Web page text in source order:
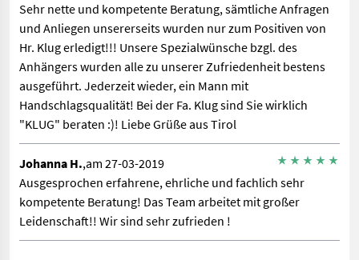
Sehr nette und kompetente Beratung, sämtliche Anfragen
und Anliegen unsererseits wurden nur zum Positiven von
Hr. Klug erledigt!!! Unsere Spezialwünsche bzgl. des
Anhängers wurden alle zu unserer Zufriedenheit bestens
ausgeführt. Jederzeit wieder, ein Mann mit
Handschlagsqualität! Bei der Fa. Klug sind Sie wirklich
"KLUG" beraten :)! Liebe Grüße aus Tirol
Johanna H.,am 27-03-2019
Ausgesprochen erfahrene, ehrliche und fachlich sehr
kompetente Beratung! Das Team arbeitet mit großer
Leidenschaft!! Wir sind sehr zufrieden !